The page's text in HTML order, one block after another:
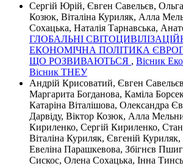
Сергій Юрій, Євген Савельєв,
Козюк, Віталіна Куриляк, Алла
Сохацька, Наталія Тарнавська,
ГЛОБАЛЬНІ
ЕКОНОМІЧНА ПОЛІТИКА
ЩО РОЗВИВАЮТЬСЯ , Вісник
Вісник ТНЕУ
Андрій Крисоватий, Євген
Маргарита Богданова, Каміла
Катаріна Віталішова, Олександра
Дарвіду, Віктор Козюк, Алла
Кириленко, Сергій Кириленко,
Віталіна Куриляк, Євгеній
Евеліна Парашкевова, Збігнєв
Сискос, Олена Сохацька, Інна